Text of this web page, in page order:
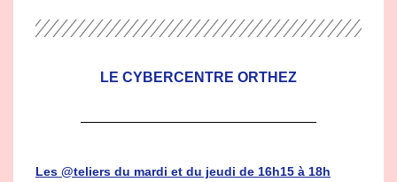
LE CYBERCENTRE ORTHEZ
Les @teliers du mardi et du jeudi de 16h15 à 18h